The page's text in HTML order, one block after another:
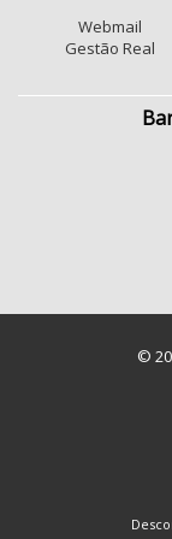
Webmail
Gestão Real
©